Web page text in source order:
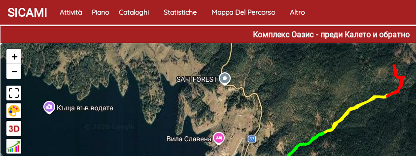
SICAMI Attività Piano Cataloghi Statistiche Mappa Del Percorso Altro
Комплекс Оазис - преди Калето и обратно
+
−